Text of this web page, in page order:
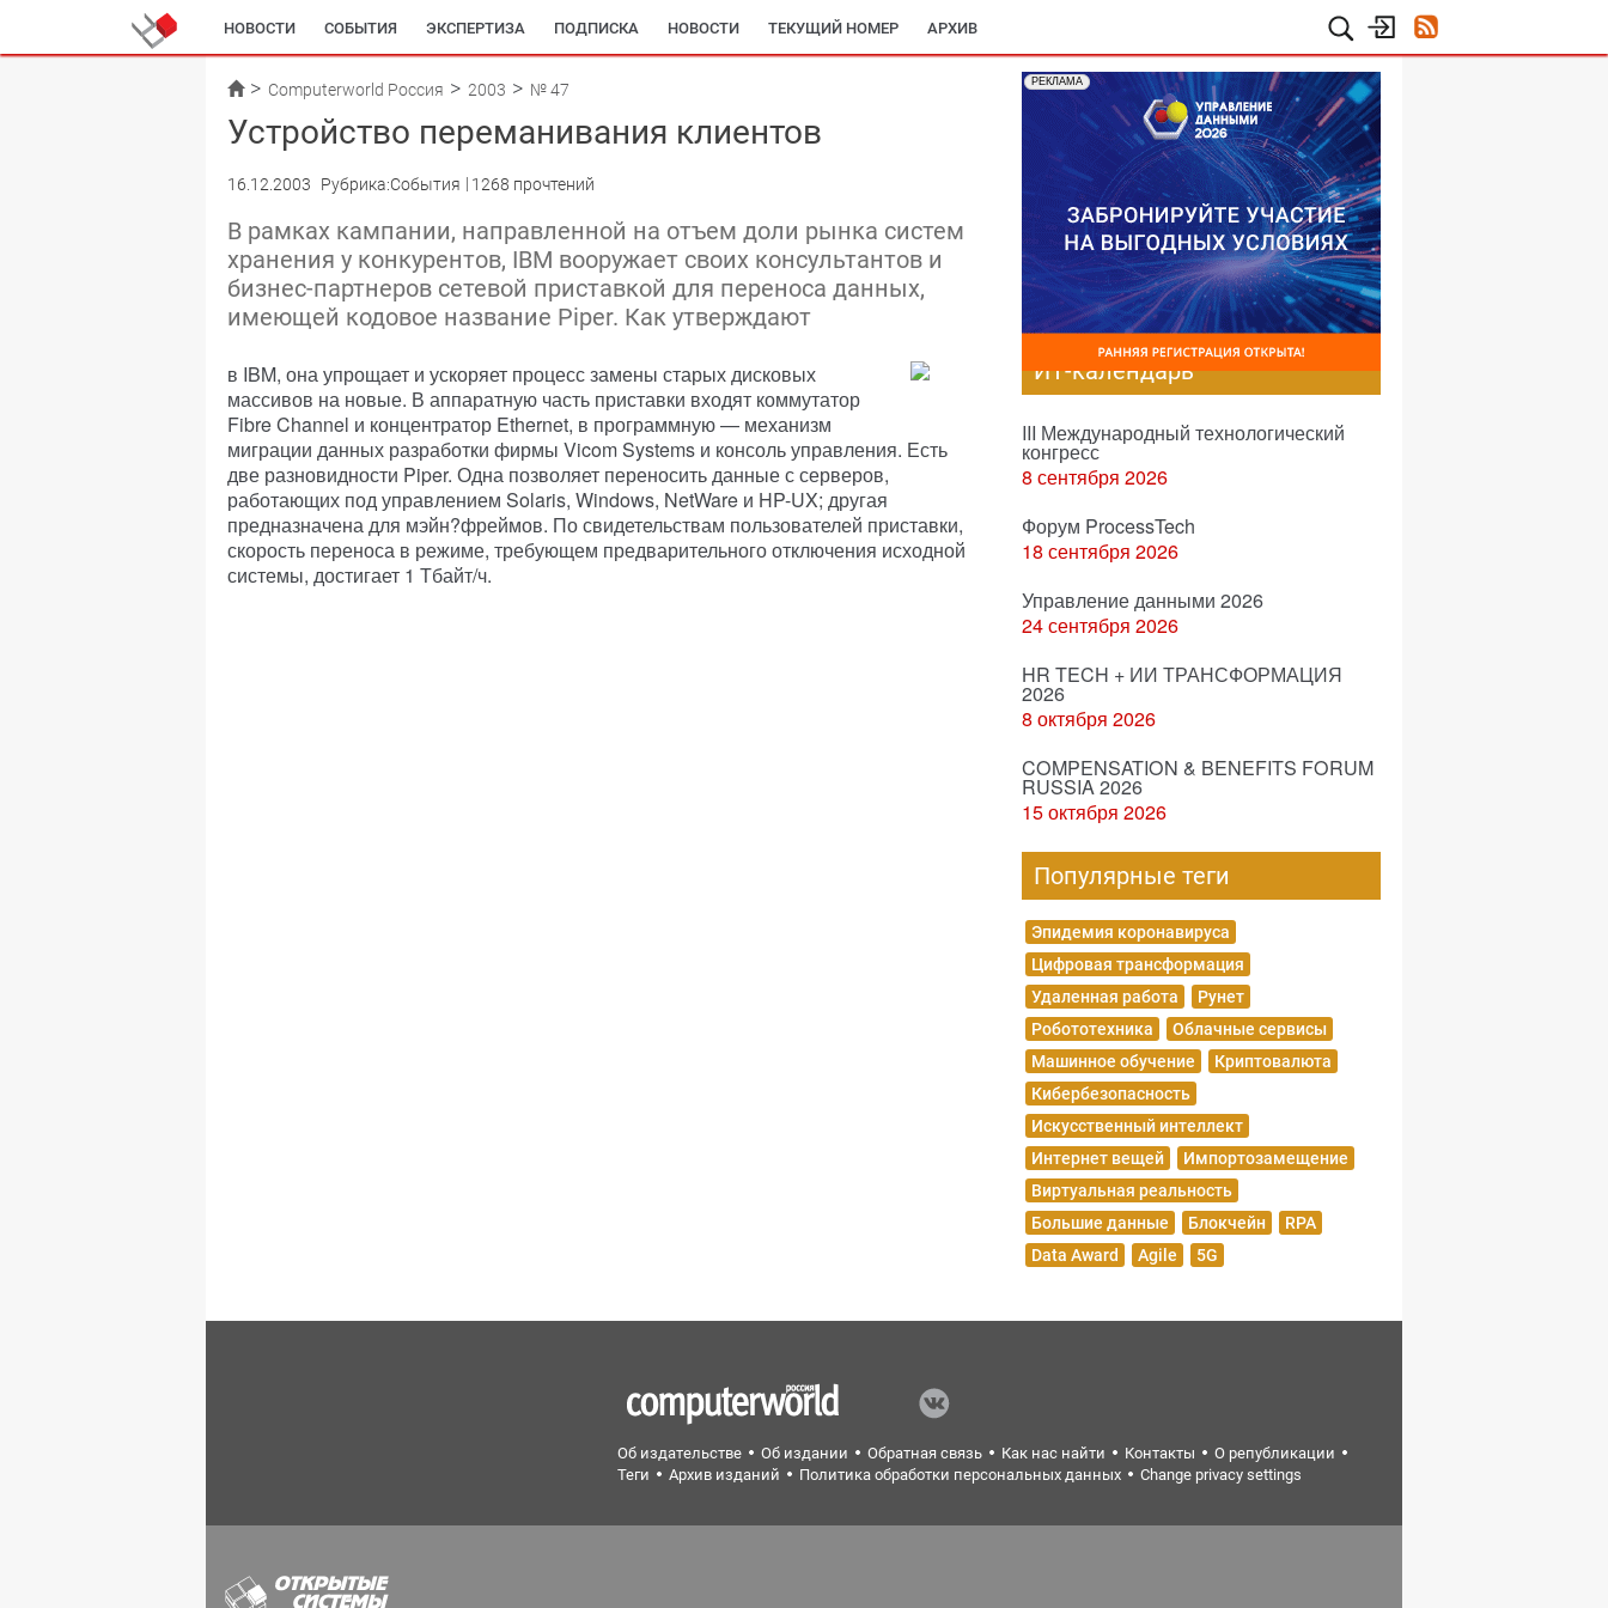
НОВОСТИ СОБЫТИЯ ЭКСПЕРТИЗА ПОДПИСКА НОВОСТИ ТЕКУЩИЙ НОМЕР АРХИВ
Computerworld Россия 2003 № 47
Устройство переманивания клиентов
16.12.2003 Рубрика:События 1268 прочтений
В рамках кампании, направленной на отъем доли рынка систем
хранения у конкурентов, IBM вооружает своих консультантов и
бизнес-партнеров сетевой приставкой для переноса данных,
имеющей кодовое название Piper. Как утверждают
в IBM, она упрощает и ускоряет процесс замены старых дисковых
массивов на новые. В аппаратную часть приставки входят коммутатор
Fibre Channel и концентратор Ethernet, в программную — механизм
миграции данных разработки фирмы Vicom Systems и консоль управления. Есть
две разновидности Piper. Одна позволяет переносить данные с серверов,
работающих под управлением Solaris, Windows, NetWare и HP-UX; другая
предназначена для мэйн?фреймов. По свидетельствам пользователей приставки,
скорость переноса в режиме, требующем предварительного отключения исходной
системы, достигает 1 Тбайт/ч.
РЕКЛАМА
ИТ-календарь
III Международный технологический
конгресс
8 сентября 2026
Форум ProcessTech
18 сентября 2026
Управление данными 2026
24 сентября 2026
HR TECH + ИИ ТРАНСФОРМАЦИЯ
2026
8 октября 2026
COMPENSATION & BENEFITS FORUM
RUSSIA 2026
15 октября 2026
Популярные теги
Эпидемия коронавируса
Цифровая трансформация
Удаленная работа
Рунет
Робототехника
Облачные сервисы
Машинное обучение
Криптовалюта
Кибербезопасность
Искусственный интеллект
Интернет вещей
Импортозамещение
Виртуальная реальность
Большие данные
Блокчейн
RPA
Data Award
Agile 5G
Об издательстве Об издании Обратная связь Как нас найти Контакты
О републикации
Теги
Архив изданий Политика обработки персональных данных Change privacy settings